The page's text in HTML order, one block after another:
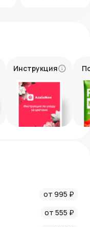
Инструкция
от 995 ₽
от 555 ₽